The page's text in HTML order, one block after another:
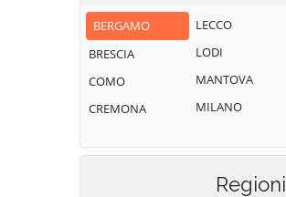
Ambivere
Antegnate
Arcene
Ardesio
Entratico
Fara Gera d'Adda
Fara Olivana con
Sola
Fino del Monte
Fiorano al Serio
BERGAMO
BRESCIA
COMO
CREMONA
LECCO
LODI
MANTOVA
MILANO
Regioni